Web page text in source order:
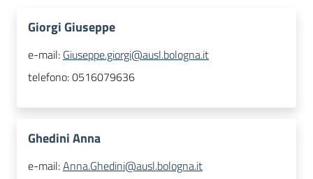
Giorgi Giuseppe
e-mail: Giuseppe.giorgi@ausl.bologna.it
telefono:0516079636
Ghedini Anna
e-mail:Anna.Ghedini@ausl.bologna.it